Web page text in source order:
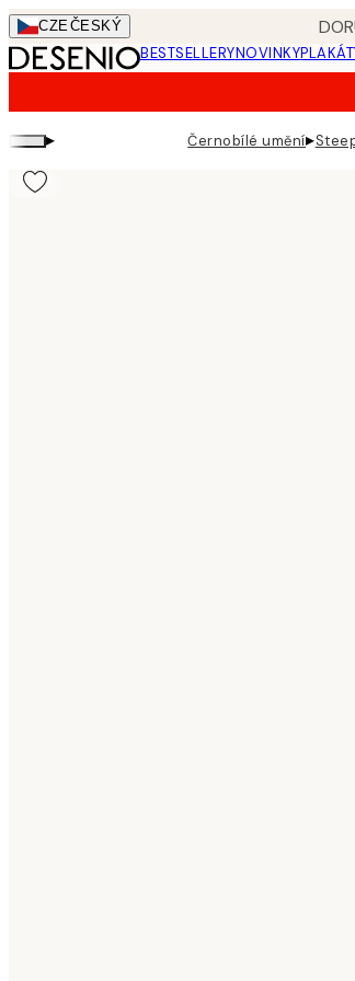
Skip
to
main
CZEČESKÝ
BESTSELLERYNOVINKY
▸ Černobílé umění▸